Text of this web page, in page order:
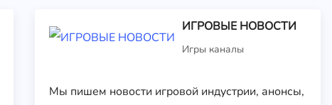
ИГРОВЫЕ НОВОСТИ
Игры каналы
Мы пишем новости игровой индустрии, анонсы,